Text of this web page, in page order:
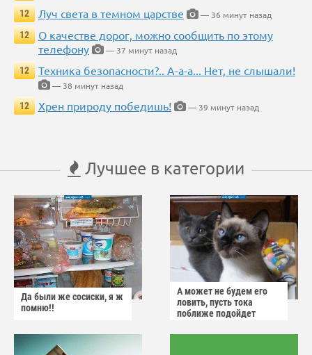
12
Луч света в темном царстве
— 36 минут назад
12
О качестве дорог, можно сообщить по этому
телефону
— 37 минут назад
12
Техника безопасности?.. А-а-а... Нет, не слышали!
— 38 минут назад
12
Хрен природу победишь! — 39 минут назад
Лучшее в категории
Да были же сосиски, я ж
помню!!
А может не будем его
ловить, пусть тока
поближе подойдет